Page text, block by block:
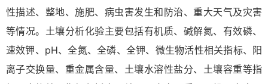
性描述、整地、施肥、病虫害发生和防治、重大天气及灾害
等情况。土壤分析化验主要包括有机质、碱解氮、有效磷、
速效钾、pH、全氮、全磷、全钾、微生物活性相关指标、阳
离子交换量、重金属含量、土壤水溶性盐分、土壤容重等指